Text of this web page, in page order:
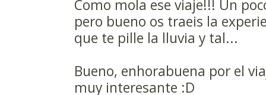
Como mola ese viaje!!! Un
pero bueno os traeis la
que te pille la lluvia y tal...
Bueno, enhorabuena por el
muy interesante :D